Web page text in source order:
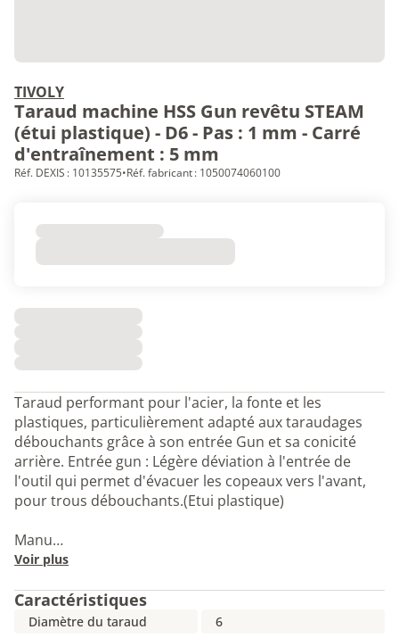
TIVOLY
Taraud machine HSS Gun revêtu STEAM
(étui plastique) - D6 - Pas : 1 mm - Carré
d'entraînement : 5 mm
Réf. DEXIS : 10135575•Réf. fabricant : 1050074060100
Taraud performant pour l'acier, la fonte et les
plastiques, particulièrement adapté aux taraudages
débouchants grâce à son entrée Gun et sa conicité
arrière. Entrée gun : Légère déviation à l'entrée de
l'outil qui permet d'évacuer les copeaux vers l'avant,
pour trous débouchants.(Etui plastique)
Manu…
Voir plus
Caractéristiques
Diamètre du taraud
6